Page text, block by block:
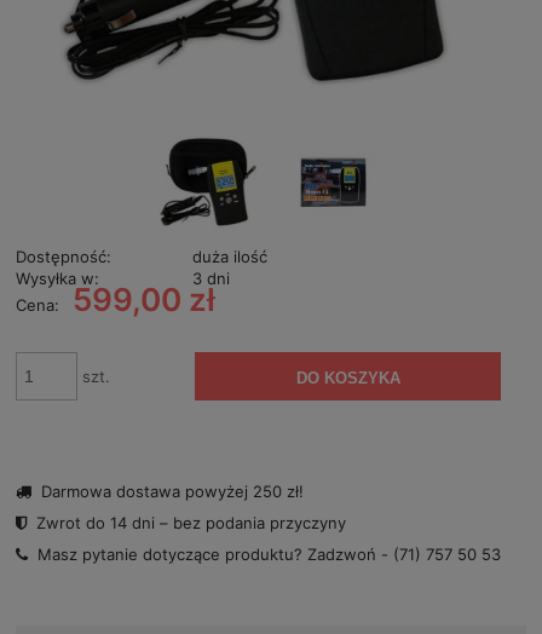
Dostępność:
duża ilość
Wysyłka w:
3 dni
Cena:
599,00 zł
szt. DO KOSZYKA
Darmowa dostawa powyżej 250 zł!
Zwrot do 14 dni – bez podania przyczyny
Masz pytanie dotyczące produktu? Zadzwoń - (71) 757 50 53